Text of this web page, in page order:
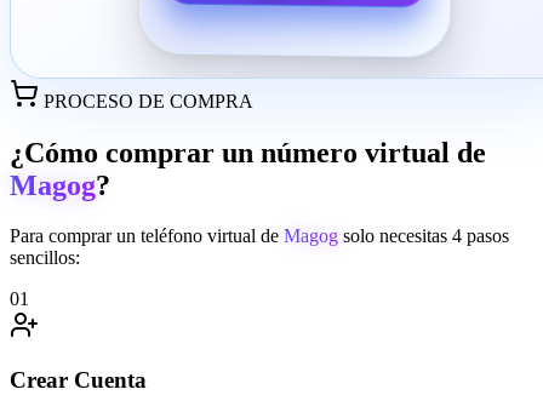
PROCESO DE COMPRA
¿Cómo comprar un número virtual de
Magog?
Para comprar un teléfono virtual de Magog solo necesitas 4 pasos
sencillos:
01
Crear Cuenta